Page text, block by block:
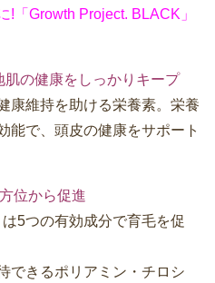
「Growth Project. BLACK」
の健康をしっかりキープ
康維持を助ける栄養素。栄養
能で、頭皮の健康をサポート
位から促進
5つの有効成分で育毛を促
できるポリアミン・チロシ